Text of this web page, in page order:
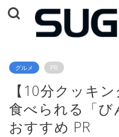
グルメ PR
【10分クッキ
食べられる「
おすすめ PR